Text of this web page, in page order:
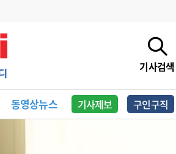
기사검색
동영상뉴스 기사제보 구인구직